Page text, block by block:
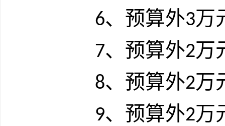
6、预算外3万
7、预算外2万
8、预算外2万
9、预算外2万